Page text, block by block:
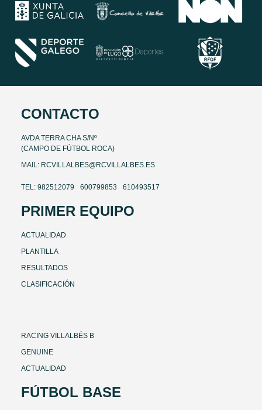
CONTACTO
AVDA TERRA CHA S/Nº
(CAMPO DE FÚTBOL ROCA)
MAIL: RCVILLALBES@RCVILLALBES.ES
TEL: 982512079 600799853 610493517
PRIMER EQUIPO
ACTUALIDAD
PLANTILLA
RESULTADOS
CLASIFICACIÓN
RACING VILLALBÉS B
GENUINE
ACTUALIDAD
FÚTBOL BASE